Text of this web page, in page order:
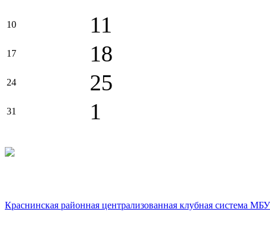
10 11
17 18
24 25
31 1
Краснинская районная централизованная клубная система